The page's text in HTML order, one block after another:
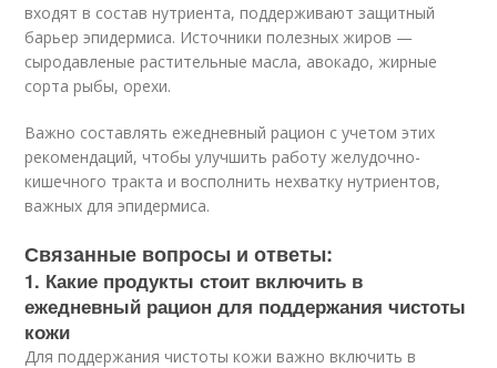
входят в состав нутриента, поддерживают защитный
барьер эпидермиса. Источники полезных жиров —
сыродавленые растительные масла, авокадо, жирные
сорта рыбы, орехи.
Важно составлять ежедневный рацион с учетом этих
рекомендаций, чтобы улучшить работу желудочно-
кишечного тракта и восполнить нехватку нутриентов,
важных для эпидермиса.
Связанные вопросы и ответы:
1. Какие продукты стоит включить в
ежедневный рацион для поддержания чистоты
кожи
Для поддержания чистоты кожи важно включить в